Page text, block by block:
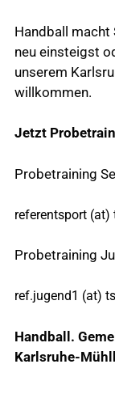
Handball macht
neu einsteigst
unserem
willkommen.
Jetzt
Probetraining
referentsport
Probetraining
ref.jugend1 (at)
Handball.
Karlsruhe-